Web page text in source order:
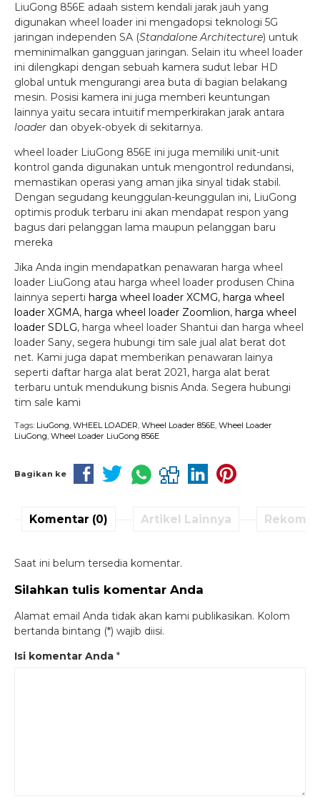
LiuGong 856E adaah sistem kendali jarak jauh yang
digunakan wheel loader ini mengadopsi teknologi 5G
jaringan independen SA (Standalone Architecture) untuk
meminimalkan gangguan jaringan. Selain itu wheel loader
ini dilengkapi dengan sebuah kamera sudut lebar HD
global untuk mengurangi area buta di bagian belakang
mesin. Posisi kamera ini juga memberi keuntungan
lainnya yaitu secara intuitif memperkirakan jarak antara
loader dan obyek-obyek di sekitarnya.
wheel loader LiuGong 856E ini juga memiliki unit-unit
kontrol ganda digunakan untuk mengontrol redundansi,
memastikan operasi yang aman jika sinyal tidak stabil.
Dengan segudang keunggulan-keunggulan ini, LiuGong
optimis produk terbaru ini akan mendapat respon yang
bagus dari pelanggan lama maupun pelanggan baru
mereka
Jika Anda ingin mendapatkan penawaran harga wheel
loader LiuGong atau harga wheel loader produsen China
lainnya seperti harga wheel loader XCMG, harga wheel
loader XGMA, harga wheel loader Zoomlion, harga wheel
loader SDLG, harga wheel loader Shantui dan harga wheel
loader Sany, segera hubungi tim sale jual alat berat dot
net. Kami juga dapat memberikan penawaran lainya
seperti daftar harga alat berat 2021, harga alat berat
terbaru untuk mendukung bisnis Anda. Segera hubungi
tim sale kami
Tags: LiuGong, WHEEL LOADER, Wheel Loader 856E, Wheel Loader
LiuGong, Wheel Loader LiuGong 856E
Bagikan ke
Komentar (0) Artikel Lainnya
Saat ini belum tersedia komentar.
Silahkan tulis komentar Anda
Alamat email Anda tidak akan kami publikasikan. Kolom
bertanda bintang (*) wajib diisi.
Isi komentar Anda *